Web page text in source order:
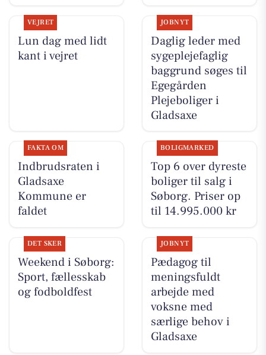
VEJRET
Lun dag med lidt
kant i vejret
JOBNYT
Daglig leder med
sygeplejefaglig
baggrund søges til
Egegården
Plejeboliger i
Gladsaxe
FAKTA OM
Indbrudsraten i
Gladsaxe
Kommune er
faldet
BOLIGMARKED
Top 6 over dyreste
boliger til salg i
Søborg. Priser op
til 14.995.000 kr
DET SKER
Weekend i Søborg:
Sport, fællesskab
og fodboldfest
JOBNYT
Pædagog til
meningsfuldt
arbejde med
voksne med
særlige behov i
Gladsaxe